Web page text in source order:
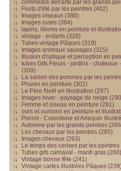
commedia dell'arte par les grands
Fruits d'été par les peintres (402)
Images oiseaux (386)
Images roses (384)
lapins, lièvres en peinture et
vintage - enfants (328)
Tubes vintage Pâques (319)
Images animaux sauvages (315)
Illusion d'optique et perception en
tubes Gifs Fleurs - jardins - chateaux
(309)
La saison des pommes par les
Phares en peinture (302)
Le Père Noël en illustration (297)
Images hiver - paysage de neige
Femme et oiseau en peinture (281)
ours et oursons en peinture et
Pierrot - Colombine et Arlequin
Automne par les grands peintres
Les chevaux par les peintres (265)
Images chevaux (263)
Le temps des cerises par les peintres
Tubes gifs carnaval - mardi gras (260)
Vintage bonne fête (241)
Vintage cartes illustrées Pâques